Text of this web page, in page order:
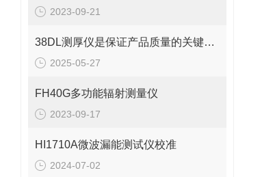
2023-09-21
38DL测厚仪是保证产品质量的关键工具之一
2025-05-27
FH40G多功能辐射测量仪
2023-09-17
HI1710A微波漏能测试仪校准
2024-07-02